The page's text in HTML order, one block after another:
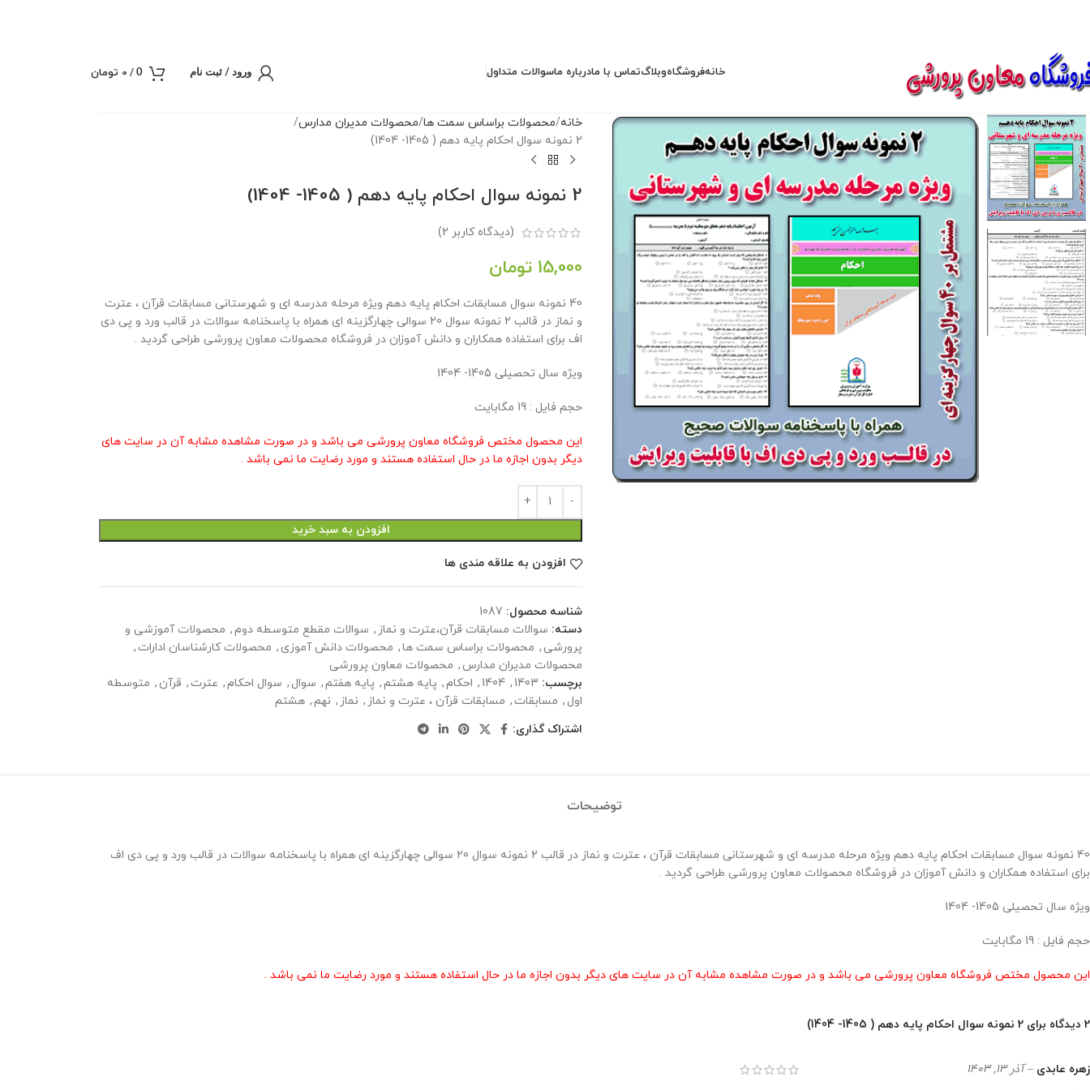
خانهفروشگاهوبلاگتماس با مادرباره ماسوالات متداول ورود / ثبت نام 0
/
0 تومان
خانه محصولات براساس سمت ها محصولات مدیران مدارس
2 نمونه سوال احکام پایه دهم ( 1405- 1404)
2 نمونه سوال احکام پایه دهم ( 1405- 1404)
(دیدگاه کاربر 2
)
15,000 تومان
40 نمونه سوال مسابقات احکام پایه دهم ویژه مرحله مدرسه ای و شهرستانی مسابقات قرآن ، عترت
و نماز در قالب 2 نمونه سوال 20 سوالی چهارگزینه ای همراه با پاسخنامه سوالات در قالب ورد و پی دی
اف برای استفاده همکاران و دانش آموزان در فروشگاه محصولات معاون پرورشی طراحی گردید .
ویژه سال تحصیلی 1405- 1404
حجم فایل : 19 مگابایت
این محصول مختص فروشگاه معاون پرورشی می باشد و در صورت مشاهده مشابه آن در سایت های
دیگر بدون اجازه ما در حال استفاده هستند و مورد رضایت ما نمی باشد .
افزودن به سبد خرید
افزودن به علاقه مندی ها
شناسه محصول: 1087
دسته: سوالات مسابقات قرآن،عترت و نماز , سوالات مقطع متوسطه دوم, محصولات آموزشی و
پرورشی , محصولات براساس سمت ها, محصولات دانش آموزی , محصولات کارشناسان ادارات ,
محصولات مدیران مدارس , محصولات معاون پرورشی
برچسب: 1403
,
1404
, احکام, پایه هشتم, پایه هفتم, سوال , سوال احکام, عترت , قرآن , متوسطه
اول , مسابقات , مسابقات قرآن ، عترت و نماز , نماز , نهم, هشتم
اشتراک گذاری:
توضیحات
40 نمونه سوال مسابقات احکام پایه دهم ویژه مرحله مدرسه ای و شهرستانی مسابقات قرآن ، عترت و نماز در قالب 2 نمونه سوال 20 سوالی چهارگزینه ای همراه با پاسخنامه سوالات در قالب ورد و پی دی اف
برای استفاده همکاران و دانش آموزان در فروشگاه محصولات معاون پرورشی طراحی گردید .
ویژه سال تحصیلی 1405- 1404
حجم فایل : 19 مگابایت
این محصول مختص فروشگاه معاون پرورشی می باشد و در صورت مشاهده مشابه آن در سایت های دیگر بدون اجازه ما در حال استفاده هستند و مورد رضایت ما نمی باشد .
2 دیدگاه برای 2 نمونه سوال احکام پایه دهم ( 1405- 1404)
زهره عابدی – آذر 13, 1403